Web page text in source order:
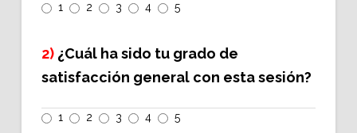
1 2 3 4 5
2)¿Cuál ha sido tu grado de
satisfacción general con esta sesión?
1 2 3 4 5